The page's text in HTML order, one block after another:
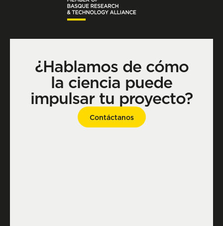
¿Hablamos de cómo
la ciencia puede
impulsar tu proyecto?
Contáctanos